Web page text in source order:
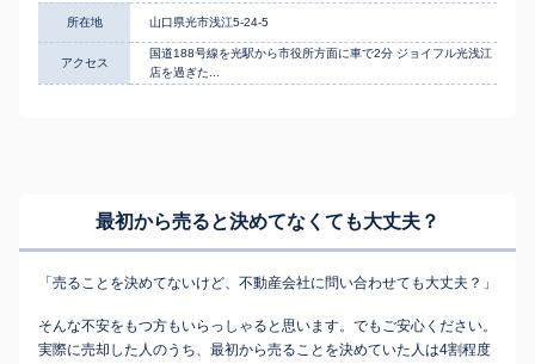
所在地 山口県光市浅江5-24-5
アクセス
国道188号線を光駅から市役所方面に車で2分 ジョイフル光浅江
店を過ぎた...
最初から売ると決めてなくても大丈夫？
「売ることを決めてないけど、不動産会社に問い合わせても大丈夫？」
そんな不安をもつ方もいらっしゃると思います。でもご安心ください。
実際に売却した人のうち、最初から売ることを決めていた人は4割程度